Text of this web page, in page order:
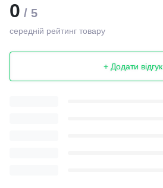
0 / 5
середній рейтинг товару
+ Додати відгук